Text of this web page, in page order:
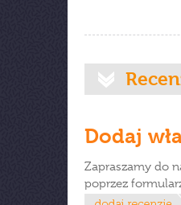
Dodaj
Zapraszamy do
poprzez